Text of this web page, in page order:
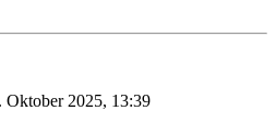
Oktober 2025, 13:39